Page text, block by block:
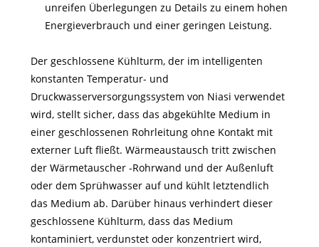
unreifen Überlegungen zu Details zu einem hohen
Energieverbrauch und einer geringen Leistung.
Der geschlossene Kühlturm, der im intelligenten
konstanten Temperatur- und
Druckwasserversorgungssystem von Niasi verwendet
wird, stellt sicher, dass das abgekühlte Medium in
einer geschlossenen Rohrleitung ohne Kontakt mit
externer Luft fließt. Wärmeaustausch tritt zwischen
der Wärmetauscher -Rohrwand und der Außenluft
oder dem Sprühwasser auf und kühlt letztendlich
das Medium ab. Darüber hinaus verhindert dieser
geschlossene Kühlturm, dass das Medium
kontaminiert, verdunstet oder konzentriert wird,